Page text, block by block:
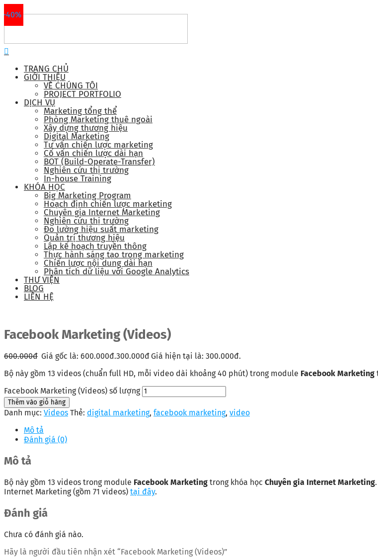
TRANG CHỦ
GIỚI THIỆU
VỀ CHÚNG TÔI
PROJECT PORTFOLIO
DỊCH VỤ
Marketing tổng thể
Phòng Marketing thuê ngoài
Xây dựng thương hiệu
Digital Marketing
Tư vấn chiến lược marketing
Cố vấn chiến lược dài hạn
BOT (Build-Operate-Transfer)
Nghiên cứu thị trường
In-house Training
KHÓA HỌC
Big Marketing Program
Hoạch định chiến lược marketing
Chuyên gia Internet Marketing
Nghiên cứu thị trường
Đo lường hiệu suất marketing
Quản trị thương hiệu
Lập kế hoạch truyền thông
Thực hành sáng tạo trong marketing
Chiến lược nội dung dài hạn
Phân tích dữ liệu với Google Analytics
THƯ VIỆN
BLOG
LIÊN HỆ
-50%
Facebook Marketing (Videos)
600.000đ Giá gốc là: 600.000đ.300.000đ Giá hiện tại là: 300.000đ.
Bộ này gồm 13 videos (chuẩn full HD, mỗi video dài khoảng 40 phút) trong module Facebook Marketing
Facebook Marketing (Videos) số lượng
Thêm vào giỏ hàng
Danh mục: Videos Thẻ: digital marketing, facebook marketing, video
Mô tả
Đánh giá (0)
Mô tả
Bộ này gồm 13 videos trong module Facebook Marketing trong khóa học Chuyên gia Internet Marketing
Internet Marketing (gồm 71 videos) tại đây.
Đánh giá
Chưa có đánh giá nào.
Hãy là người đầu tiên nhận xét “Facebook Marketing (Videos)”
-40%
-40%
-40%